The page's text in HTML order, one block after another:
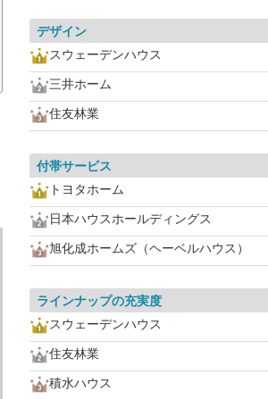
デザイン
スウェーデンハウス
三井ホーム
住友林業
付帯サービス
トヨタホーム
日本ハウスホールディングス
旭化成ホームズ（ヘーベルハウス）
ラインナップの充実度
スウェーデンハウス
住友林業
積水ハウス